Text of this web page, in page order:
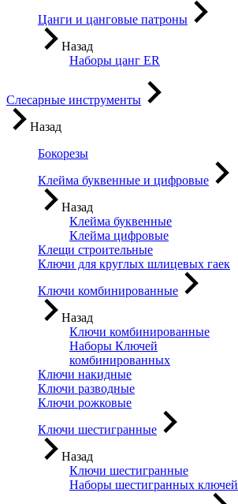
Цанги и цанговые патроны
Назад
Наборы цанг ER
Слесарные инструменты
Назад
Бокорезы
Клейма буквенные и цифровые
Назад
Клейма буквенные
Клейма цифровые
Клещи строительные
Ключи для круглых шлицевых гаек
Ключи комбинированные
Назад
Ключи комбинированные
Наборы Ключей
комбинированных
Ключи накидные
Ключи разводные
Ключи рожковые
Ключи шестигранные
Назад
Ключи шестигранные
Наборы шестигранных ключей